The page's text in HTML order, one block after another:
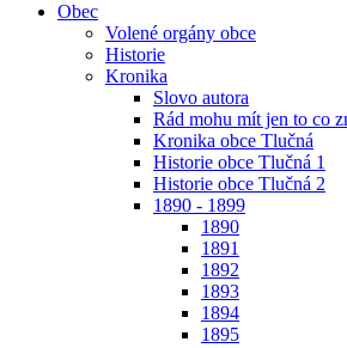
Obec
Volené orgány obce
Historie
Kronika
Slovo autora
Rád mohu mít jen to co
Kronika obce Tlučná
Historie obce Tlučná 1
Historie obce Tlučná 2
1890 - 1899
1890
1891
1892
1893
1894
1895